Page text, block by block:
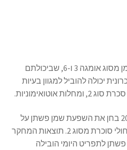
שמן פשתן מכיל חומצות שומן מסוג אומגה 3 ו-6, שביכולתם
יכולה להוביל למגוון בעיות
אוטואימוניות.
: מחקר מ-2021 בחן את השפעת שמן פשתן על
דלקת כרונית בקרב חולי סוכרת מסוג 2. תוצאות המחקר
לתפריט היומי הובילה